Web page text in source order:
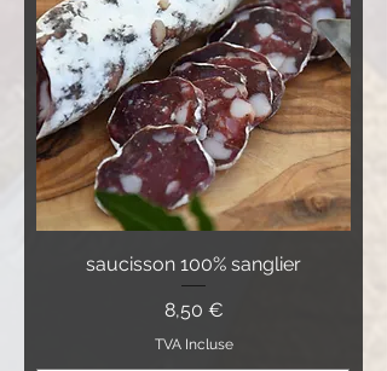
saucisson 100% sanglier
Prix
8,50 €
TVA Incluse